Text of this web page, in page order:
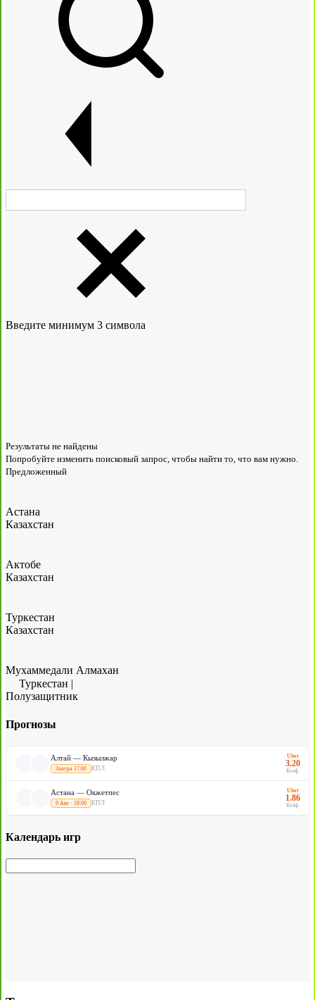
Введите минимум 3 символа
Результаты не найдены
Попробуйте изменить поисковый запрос, чтобы найти то, что вам нужно.
Предложенный
Астана
Казахстан
Актобе
Казахстан
Туркестан
Казахстан
Мухаммедали Алмахан
Туркестан |
Полузащитник
Прогнозы
Алтай — Кызылжар
Завтра 17:00 КПЛ
Ubet
3.20
Коэф.
Астана — Окжетпес
9 Авг · 18:00 КПЛ
Ubet
1.86
Коэф.
Календарь игр